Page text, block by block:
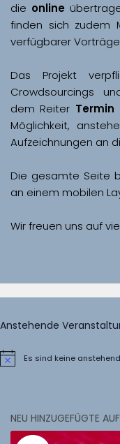
die online
finden sich zudem
Das Projekt
Crowdsourcings
dem Reiter Termin
Möglichkeit,
Aufzeichnungen an
Die gesamte Seite
Wir freuen uns auf
Anstehende
HinweisEs sind keine
NEU HINZUGEFÜGTE